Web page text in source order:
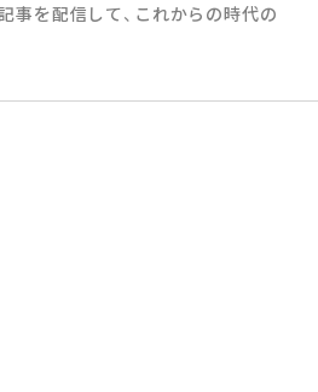
事を配信して、これからの時代の